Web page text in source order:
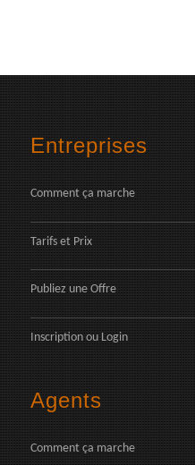
Entreprises
Comment ça marche
Tarifs et Prix
Publiez une Offre
Inscription ou Login
Agents
Comment ça marche